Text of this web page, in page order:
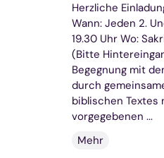
Herzliche
Wann: Jeden 2.
19.30 Uhr Wo:
(Bitte
Begegnung mit
durch
biblischen Textes
vorgegebenen ...
Mehr